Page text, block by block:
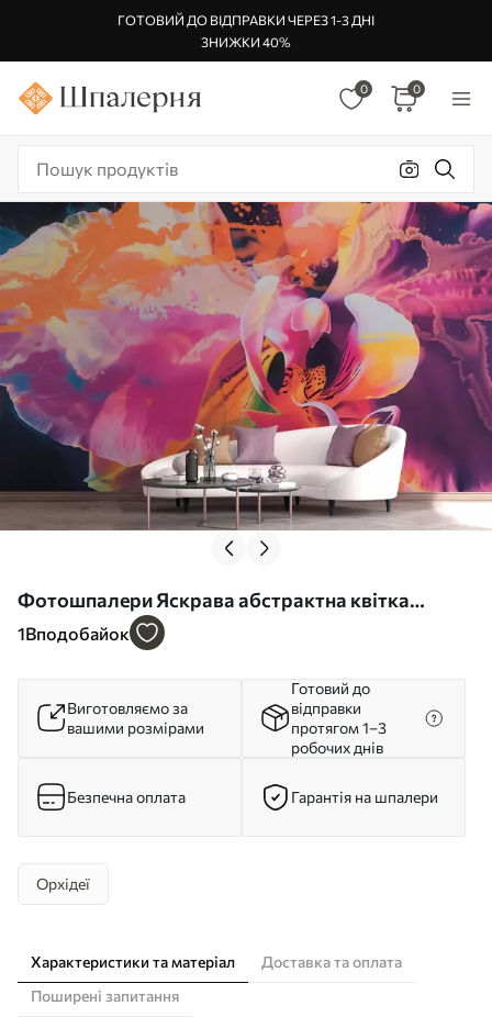
ГОТОВИЙ ДО ВІДПРАВКИ ЧЕРЕЗ 1-3 ДНІ
ЗНИЖКИ 40%
0 0
Фотошпалери Яскрава абстрактна квітка
орхідеї з насиченими кольорами та динамічними
1Вподобайок
Виготовляємо за
вашими розмірами
Готовий до
відправки
протягом 1–3
робочих днів
Безпечна оплата Гарантія на шпалери
Орхідеї
Характеристики та матеріал
Доставка та оплата
Поширені запитання